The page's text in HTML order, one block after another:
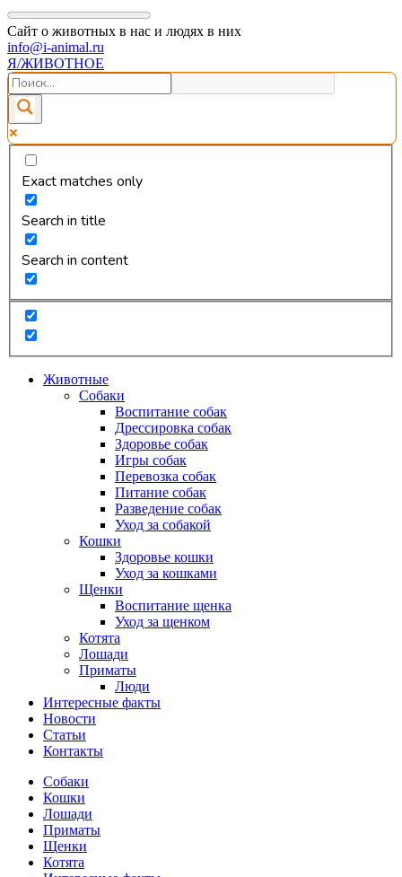
Сайт о животных в нас и людях в них
info@i-animal.ru
Я/ЖИВОТНОЕ
Exact matches only
Search in title
Search in content
Животные
Собаки
Воспитание собак
Дрессировка собак
Здоровье собак
Игры собак
Перевозка собак
Питание собак
Разведение собак
Уход за собакой
Кошки
Здоровье кошки
Уход за кошками
Щенки
Воспитание щенка
Уход за щенком
Котята
Лошади
Приматы
Люди
Интересные факты
Новости
Статьи
Контакты
Собаки
Кошки
Лошади
Приматы
Щенки
Котята